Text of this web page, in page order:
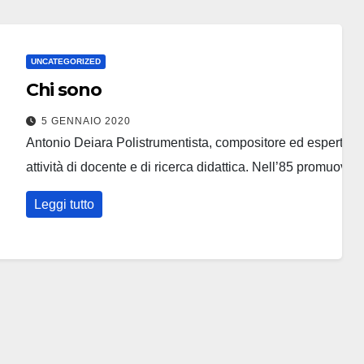
UNCATEGORIZED
Chi sono
5 GENNAIO 2020
Antonio Deiara Polistrumentista, compositore ed esperto
attività di docente e di ricerca didattica. Nell’85
Leggi tutto